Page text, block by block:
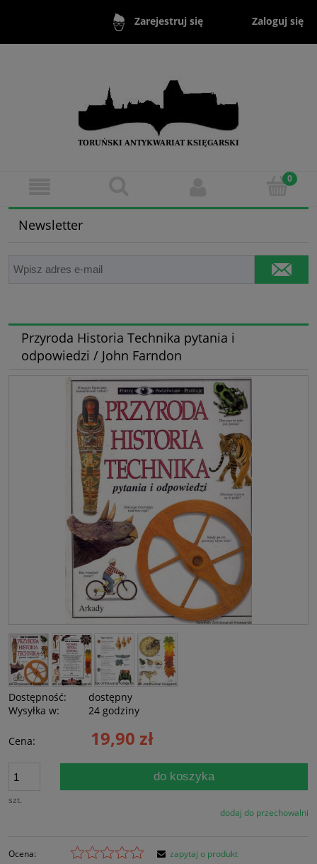
Zarejestruj się Zaloguj się
Newsletter
Przyroda Historia Technika pytania i
odpowiedzi / John Farndon
Dostępność:
dostępny
Wysyłka w:
24 godziny
Cena: 19,90 zł
szt.
do koszyka
dodaj do przechowalni
Ocena:
zapytaj o produkt